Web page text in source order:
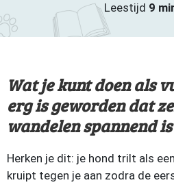
Leestijd 9
Wat je kunt doen als
erg is geworden dat
wandelen spannend is
Herken je dit: je hond trilt als
kruipt tegen je aan zodra de